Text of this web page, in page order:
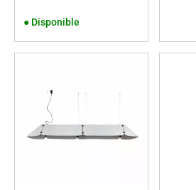
● Disponible